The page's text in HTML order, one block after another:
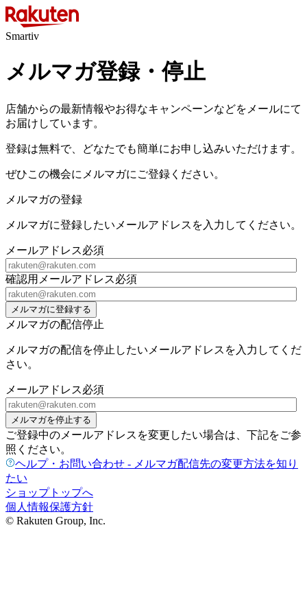
Smartiv
メルマガ登録・停止
店舗からの最新情報やお得なキャンペーンなどをメールにて
お届けしています。
登録は無料で、どなたでも簡単にお申し込みいただけます。
ぜひこの機会にメルマガにご登録ください。
メルマガの登録
メルマガに登録したいメールアドレスを入力してください。
メールアドレス必須
確認用メールアドレス必須
メルマガに登録する
メルマガの配信停止
メルマガの配信を停止したいメールアドレスを入力してくだ
さい。
メールアドレス必須
メルマガを停止する
ご登録中のメールアドレスを変更したい場合は、下記をご参
照ください。
ヘルプ・お問い合わせ - メルマガ配信先の変更方法を知り
たい
ショップトップへ
個人情報保護方針
© Rakuten Group, Inc.